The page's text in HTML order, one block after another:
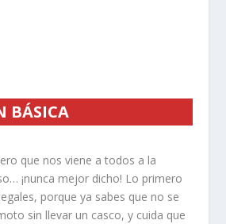
BÁSICA
que nos viene a todos a la
¡nunca mejor dicho! Lo primero
porque ya sabes que no se
sin llevar un casco, y cuida que